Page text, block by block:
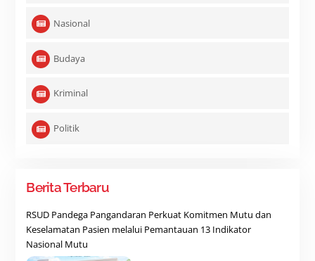
Nasional
Budaya
Kriminal
Politik
Berita Terbaru
RSUD Pandega Pangandaran Perkuat Komitmen Mutu dan
Keselamatan Pasien melalui Pemantauan 13 Indikator
Nasional Mutu